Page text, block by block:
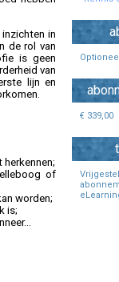
€ 339,00
in
de rol van
is geen
van
lijn en
of
worden;
is;